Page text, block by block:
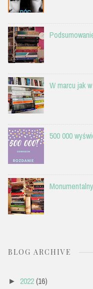
W marcu jak
500 000
BLOG ARCHIVE
► 2022(16)